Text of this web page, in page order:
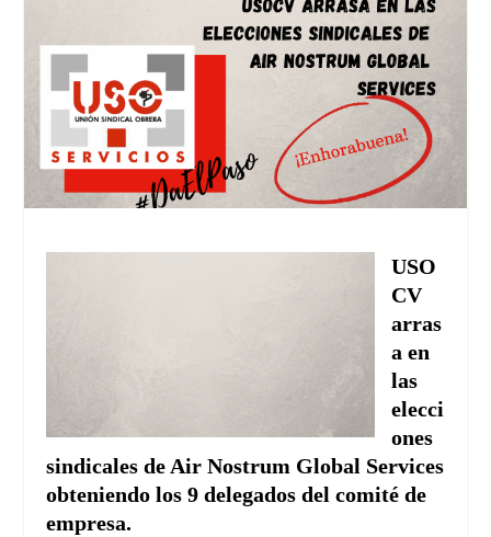
USO
CV
arras
a en
las
elecci
ones
sindicales de Air Nostrum Global Services
obteniendo los 9 delegados del comité de
empresa.